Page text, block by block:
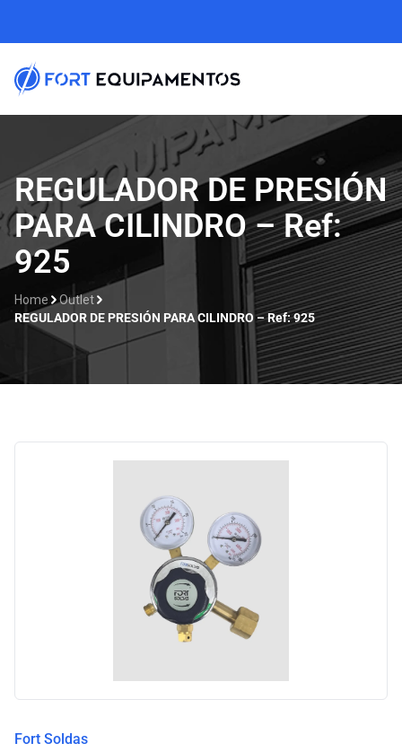
REGULADOR DE PRESIÓN
PARA CILINDRO – Ref:
925
Home
Outlet
REGULADOR DE PRESIÓN PARA CILINDRO – Ref: 925
Fort Soldas